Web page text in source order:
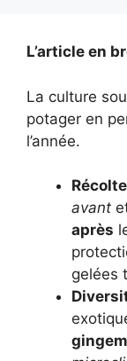
L’article en
La culture
potager en
l’année.
avant
après
gelées